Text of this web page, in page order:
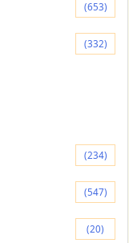
(653)
(332)
(234)
(547)
(20)